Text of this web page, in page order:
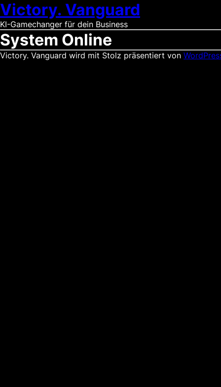
Victory. Vanguard
KI-Gamechanger für dein Business
System Online
Victory. Vanguard wird mit Stolz präsentiert von